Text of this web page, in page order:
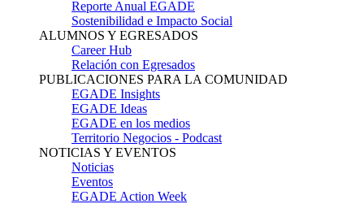
Reporte Anual EGADE
Sostenibilidad e Impacto Social
ALUMNOS Y EGRESADOS
Career Hub
Relación con Egresados
PUBLICACIONES PARA LA COMUNIDAD
EGADE Insights
EGADE Ideas
EGADE en los medios
Territorio Negocios - Podcast
NOTICIAS Y EVENTOS
Noticias
Eventos
EGADE Action Week